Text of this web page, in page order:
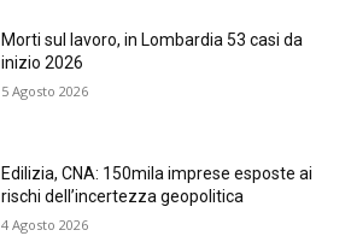
Morti sul lavoro, in Lombardia 53 casi da
inizio 2026
5 Agosto 2026
Edilizia, CNA: 150mila imprese esposte ai
rischi dell’incertezza geopolitica
4 Agosto 2026